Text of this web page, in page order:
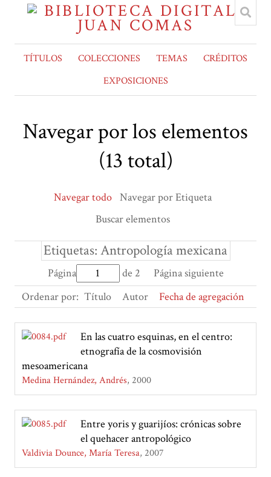
TÍTULOS COLECCIONES TEMAS
CRÉDITOS
EXPOSICIONES
Navegar por los elementos
(13 total)
Navegar todo Navegar por Etiqueta
Buscar elementos
Etiquetas: Antropología mexicana
Página de 2
Página siguiente
Ordenar por: Título Autor Fecha de agregación
En las cuatro esquinas, en el centro:
etnografía de la cosmovisión
mesoamericana
Medina Hernández, Andrés 2000
Entre yoris y guarijíos: crónicas sobre
el quehacer antropológico
Valdivia Dounce, María Teresa 2007